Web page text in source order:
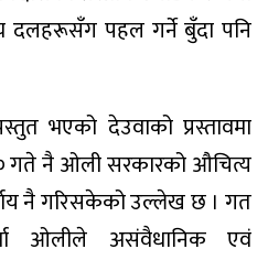
दलहरूसँग पहल गर्ने बुँदा पनि
भएको देउवाको प्रस्तावमा
गते नै ओली सरकारको औचित्य
नै गरिसकेको उल्लेख छ । गत
ओलीले असंवैधानिक एवं